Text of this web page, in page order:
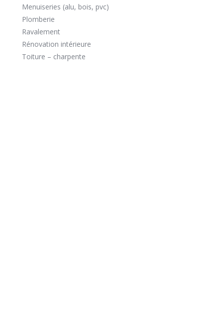
Menuiseries (alu, bois, pvc)
Plomberie
Ravalement
Rénovation intérieure
Toiture – charpente